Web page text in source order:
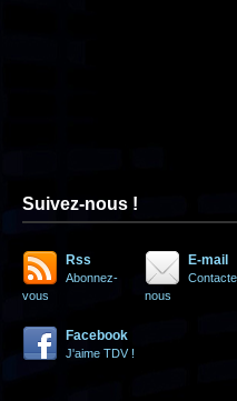
Suivez-nous !
Rss
Abonnez-
vous
E-mail
nous
Facebook
J'aime TDV !